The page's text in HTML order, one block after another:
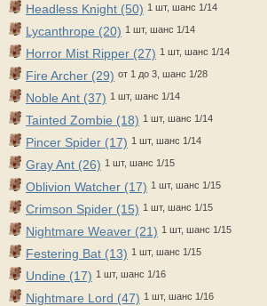
Headless Knight (50) 1 шт, шанс 1/14
Lycanthrope (20) 1 шт, шанс 1/14
Horror Mist Ripper (27) 1 шт, шанс 1/14
Fire Archer (29) от 1 до 3, шанс 1/28
Noble Ant (37) 1 шт, шанс 1/14
Tainted Zombie (18) 1 шт, шанс 1/14
Pincer Spider (17) 1 шт, шанс 1/14
Gray Ant (26) 1 шт, шанс 1/15
Oblivion Watcher (17) 1 шт, шанс 1/15
Crimson Spider (15) 1 шт, шанс 1/15
Nightmare Weaver (21) 1 шт, шанс 1/15
Festering Bat (13) 1 шт, шанс 1/15
Undine (17) 1 шт, шанс 1/16
Nightmare Lord (47) 1 шт, шанс 1/16